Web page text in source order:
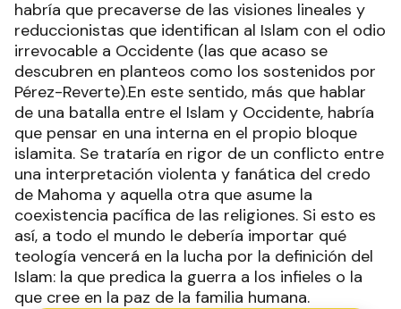
habría que precaverse de las visiones lineales y
reduccionistas que identifican al Islam con el odio
irrevocable a Occidente (las que acaso se
descubren en planteos como los sostenidos por
Pérez-Reverte).En este sentido, más que hablar
de una batalla entre el Islam y Occidente, habría
que pensar en una interna en el propio bloque
islamita. Se trataría en rigor de un conflicto entre
una interpretación violenta y fanática del credo
de Mahoma y aquella otra que asume la
coexistencia pacífica de las religiones. Si esto es
así, a todo el mundo le debería importar qué
teología vencerá en la lucha por la definición del
Islam: la que predica la guerra a los infieles o la
que cree en la paz de la familia humana.